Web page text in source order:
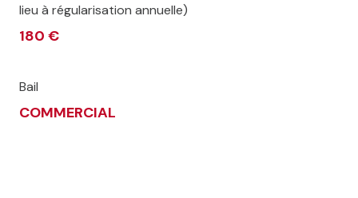
lieu à régularisation annuelle)
180 €
Bail
COMMERCIAL